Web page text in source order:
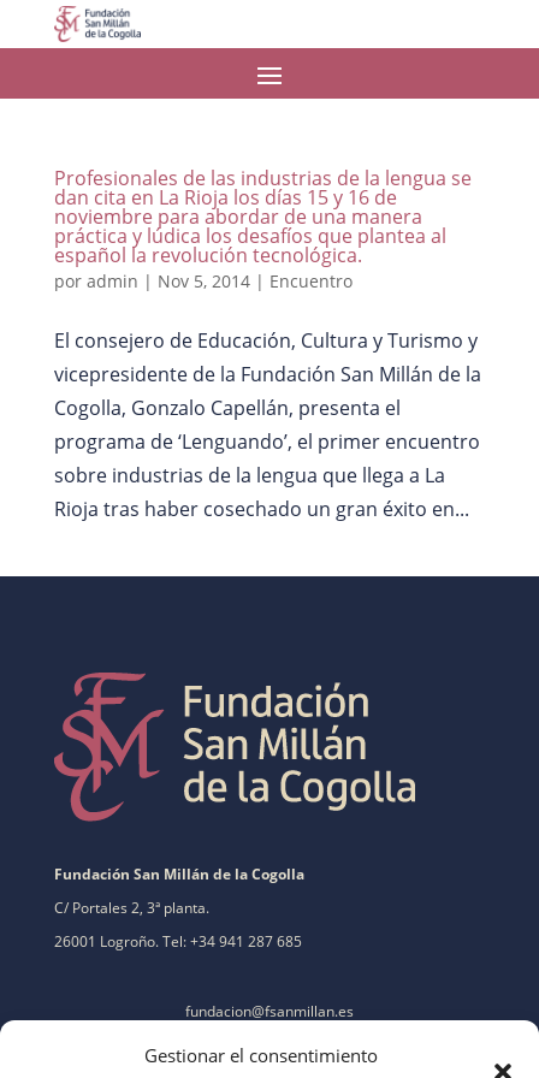
Gestionar el consentimiento
Profesionales de las industrias de la lengua se
dan cita en La Rioja los días 15 y 16 de
noviembre para abordar de una manera
práctica y lúdica los desafíos que plantea al
español la revolución tecnológica.
por admin | Nov 5, 2014| Encuentro
El consejero de Educación, Cultura y Turismo y
vicepresidente de la Fundación San Millán de la
Cogolla, Gonzalo Capellán, presenta el
programa de ‘Lenguando’, el primer encuentro
sobre industrias de la lengua que llega a La
Rioja tras haber cosechado un gran éxito en...
Fundación San Millán de la Cogolla
C/ Portales 2, 3ª planta.
26001 Logroño. Tel: +34 941 287 685
fundacion@fsanmillan.es